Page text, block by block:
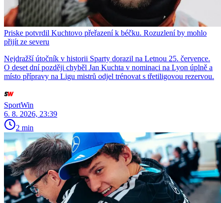
Priske potvrdil Kuchtovo přeřazení k béčku. Rozuzlení by mohlo
přijít ze severu
Nejdražší útočník v historii Sparty dorazil na Letnou 25. července.
O deset dní později chyběl Jan Kuchta v nominaci na Lyon úplně a
místo přípravy na Ligu mistrů odjel trénovat s třetiligovou rezervou.
SportWin
6. 8. 2026, 23:39
2 min